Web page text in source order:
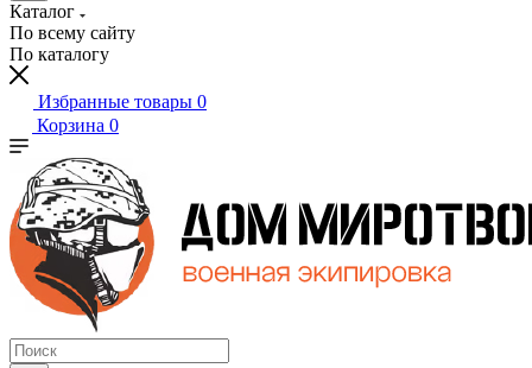
Каталог
По всему сайту
По каталогу
Избранные товары 0
Корзина 0